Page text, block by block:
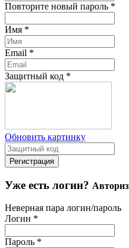
Повторите новый пароль *
Имя *
Email *
Защитный код *
Обновить картинку
Уже есть логин?
Неверная пара логин/пароль
Логин *
Пароль *